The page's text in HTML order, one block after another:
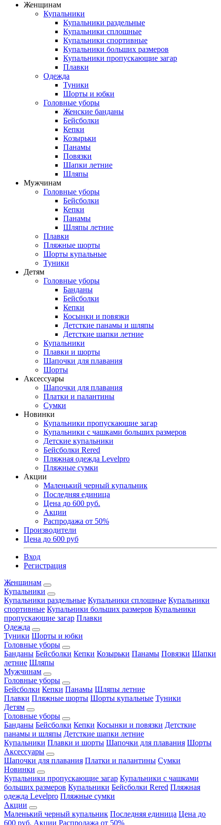
Женщинам
Купальники
Купальники раздельные
Купальники сплошные
Купальники спортивные
Купальники больших размеров
Купальники пропускающие загар
Плавки
Одежда
Туники
Шорты и юбки
Головные уборы
Женские банданы
Бейсболки
Кепки
Козырьки
Панамы
Повязки
Шапки летние
Шляпы
Мужчинам
Головные уборы
Бейсболки
Кепки
Панамы
Шляпы летние
Плавки
Пляжные шорты
Шорты купальные
Туники
Детям
Головные уборы
Банданы
Бейсболки
Кепки
Косынки и повязки
Детсткие панамы и шляпы
Детсткие шапки летние
Купальники
Плавки и шорты
Шапочки для плавания
Шорты
Аксессуары
Шапочки для плавания
Платки и палантины
Сумки
Новинки
Купальники пропускающие загар
Купальники с чашками больших размеров
Детские купальники
Бейсболки Rered
Пляжная одежда Levelpro
Пляжные сумки
Акции
Маленький черный купальник
Последняя единица
Цена до 600 руб.
Акции
Распродажа от 50%
Производители
Цена до 600 руб
Вход
Регистрация
Женщинам
Купальники
Купальники раздельные Купальники сплошные Купальники
спортивные Купальники больших размеров Купальники
пропускающие загар Плавки
Одежда
Туники Шорты и юбки
Головные уборы
Банданы Бейсболки Кепки Козырьки Панамы Повязки Шапки
летние Шляпы
Мужчинам
Головные уборы
Бейсболки Кепки Панамы Шляпы летние
Плавки Пляжные шорты Шорты купальные Туники
Детям
Головные уборы
Банданы Бейсболки Кепки Косынки и повязки Детсткие
панамы и шляпы Детсткие шапки летние
Купальники Плавки и шорты Шапочки для плавания Шорты
Аксессуары
Шапочки для плавания Платки и палантины Сумки
Новинки
Купальники пропускающие загар Купальники с чашками
больших размеров Купальники Бейсболки Rered Пляжная
одежда Levelpro Пляжные сумки
Акции
Маленький черный купальник Последняя единица Цена до
600 руб. Акции Распродажа от 50%